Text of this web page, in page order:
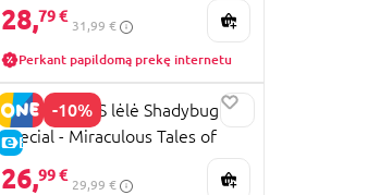
28,79 €
31,99 €
Perkant papildomą prekę internetu
-10%
E-KAINA
MIRACULOUS lėlė Shadybug (TV
Special - Miraculous Tales of
Shadybug and Claw Noir), 50159
26,99 €
29,99 €